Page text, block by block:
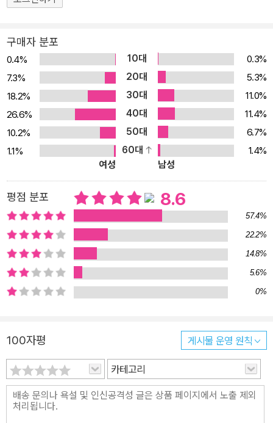
대한 답을 알고 있다. 그렇다면 왜 사람들은 답을 알면서도 신용카드
로 물건을 사고, 시간을 낭비하게 만든 사람에게 주는 수고비는 안 아
까워하면서 2분 만에 문을 고쳐준 사람에게 지불하는 수고비는 아까
워하는 걸까? 도대체 왜 그렇게 물 값도 아까워했던 사람이 여름휴가
지에서는 아무 생각 없이 비싼 음식과 음료를 사먹는 걸까? 이처럼
우리는 누구나 돈을 쓸 때 실수를 한다. 바로 다음과 같은 생각을 하기
때문이다. • 우리는 기회비용을 무시한다 : 지금 무엇인가를 구매한다
면 그 대가로 희생하는 것이 무엇인지 늘 염두에 둬야 한다. • 우리는
를 고려 대상으로 삼지 말아야 한다. • 우리는 서로 연결된 것을 구분
하고 격리한다 : 1달러는 1달러일 뿐임을 염두에 두고 소비해야 한다.
그 돈이 어디에서 나왔는지는 중요하지 않다. • 우리는 고통을 회피한
다 : 신용카드는 우리가 돈을 지불하는 고통을 잊게 해줌으로써 지출
을 늘린다. 이 점을 명심하라. • 우리는 자기 자신을 믿는다 : 다른 부
분은 몰라도 지출과 관련된 문제에서는 자신의 오랜 습관에 대해 의
해 좀처럼 포기하지 않으려고 하고, 판매자는 이를 악용해 우리에게
상품을 판다. • 우리는 공정함과 노력에 대해서 염려한다 : 어떤 것의
가격이 공정하게 책정됐는지 어떤지 따지는 일에 휘말리지 마라. 그
대신 자신에게 가치 있는 것이 무엇인지 생각하라. • 우리는 언어와
제의의 마법을 믿는다 : 노력과 관련된 타당성 없는 어림짐작은 경계
구매자 분포
0.4% 10대
0.3%
7.3%
20대
5.3%
18.2%
30대
11.0%
26.6%
40대
11.4%
10.2%
50대
6.7%
1.1%
60대
1.4%
여성
남성
평점 분포 8.6
57.4%
22.2%
14.8%
5.6%
0%
100자평 게시물 운영 원칙
카테고리